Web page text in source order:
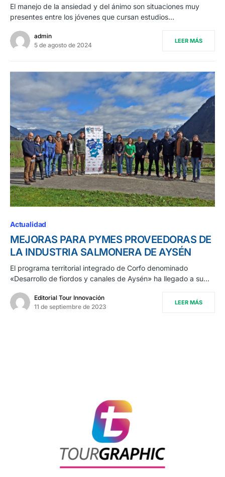
El manejo de la ansiedad y del ánimo son situaciones muy
presentes entre los jóvenes que cursan estudios…
admin
5 de agosto de 2024
LEER MÁS
Actualidad
MEJORAS PARA PYMES PROVEEDORAS DE
LA INDUSTRIA SALMONERA DE AYSÉN
El programa territorial integrado de Corfo denominado
«Desarrollo de fiordos y canales de Aysén» ha llegado a su…
Editorial Tour Innovación
11 de septiembre de 2023
LEER MÁS